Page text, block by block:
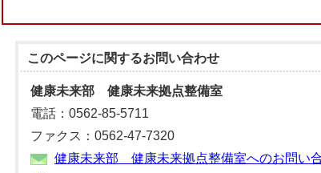
このページに関するお問い合わせ
健康未来部 健康未来拠点整備室
電話：0562-85-5711
ファクス：0562-47-7320
健康未来部 健康未来拠点整備室へのお問い